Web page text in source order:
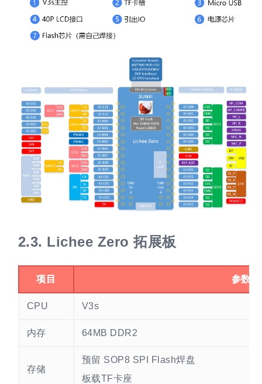
2.3. Lichee Zero 拓展板
项目 参数
CPU V3s
内存 64MB DDR2
存储
预留 SOP8 SPI Flash焊盘
板载TF卡座